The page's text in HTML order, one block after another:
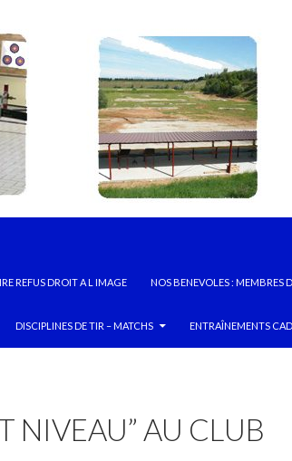
REFUS DROIT A L IMAGE NOS BENEVOLES : MEMBRES
DISCIPLINES DE TIR – MATCHS ENTRAÎNEMENTS
NIVEAU” AU CLUB